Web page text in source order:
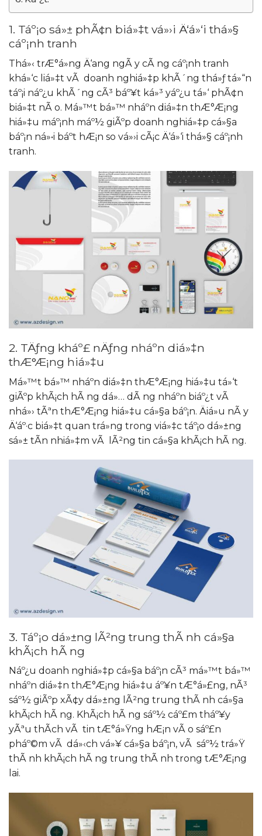
1. Táº¡o sá»± phÃ¢n biá»‡t vá»›i Ä‘á»‘i thá»§
cáº¡nh tranh
Thá»‹ trÆ°á»ng Ä‘ang ngÃ y cÃ ng cáº¡nh tranh
khá»‘c liá»‡t vÃ doanh nghiá»‡p khÃ´ng thá»ƒ tá»“n
táº¡i náº¿u khÃ´ng cÃ³ báº¥t ká»³ yáº¿u tá»‘ phÃ¢n
biá»‡t nÃ o. Má»™t bá»™ nháº­n diá»‡n thÆ°Æ¡ng
hiá»‡u máº¡nh máº½ giÃºp doanh nghiá»‡p cá»§a
báº¡n ná»•i báº­t hÆ¡n so vá»›i cÃ¡c Ä‘á»‘i thá»§ cáº¡nh
tranh.
2. TÄƒng kháº£ nÄƒng nháº­n diá»‡n
thÆ°Æ¡ng hiá»‡u
Má»™t bá»™ nháº­n diá»‡n thÆ°Æ¡ng hiá»‡u tá»‘t
giÃºp khÃ¡ch hÃ ng dá»… dÃ ng nháº­n biáº¿t vÃ
nhá»› tÃªn thÆ°Æ¡ng hiá»‡u cá»§a báº¡n. Äiá»u nÃ y
Ä‘áº·c biá»‡t quan trá»ng trong viá»‡c táº¡o dá»±ng
sá»± tÃ­n nhiá»‡m vÃ lÃ²ng tin cá»§a khÃ¡ch hÃ ng.
3. Táº¡o dá»±ng lÃ²ng trung thÃ nh cá»§a
khÃ¡ch hÃ ng
Náº¿u doanh nghiá»‡p cá»§a báº¡n cÃ³ má»™t bá»™
nháº­n diá»‡n thÆ°Æ¡ng hiá»‡u áº¥n tÆ°á»£ng, nÃ³
sáº½ giÃºp xÃ¢y dá»±ng lÃ²ng trung thÃ nh cá»§a
khÃ¡ch hÃ ng. KhÃ¡ch hÃ ng sáº½ cáº£m tháº¥y
yÃªu thÃ­ch vÃ tin tÆ°á»Ÿng hÆ¡n vÃ o sáº£n
pháº©m vÃ dá»‹ch vá»¥ cá»§a báº¡n, vÃ sáº½ trá»Ÿ
thÃ nh khÃ¡ch hÃ ng trung thÃ nh trong tÆ°Æ¡ng
lai.